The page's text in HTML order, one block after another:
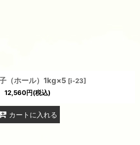
（ホール）1kg×5 [i-23]
12,560円(税込)
カートに入れる